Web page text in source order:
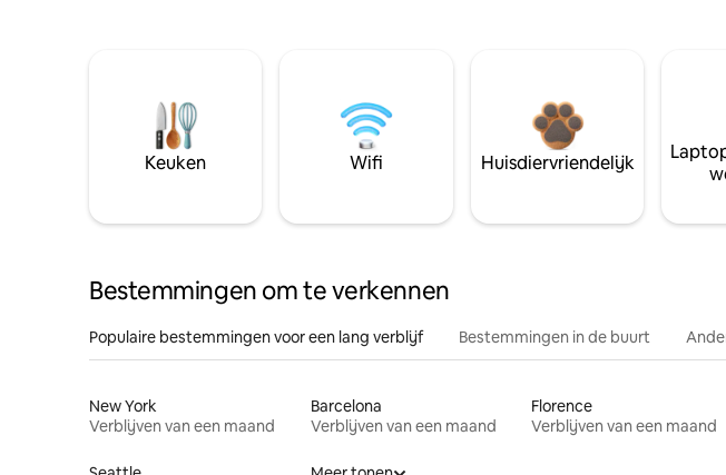
Keuken Wifi Huisdiervriendelijk
Bestemmingen om te verkennen
Populaire bestemmingen voor een lang verblijf Bestemmingen in de buurt
New York
Verblijven van een maand
Barcelona
Verblijven van een maand
Florence
Verblijven van een maand